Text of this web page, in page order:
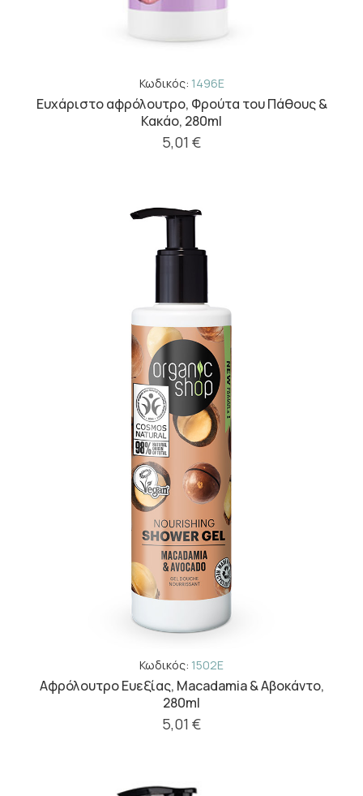
Κωδικός: 1496E
Ευχάριστο αφρόλουτρο, Φρούτα του Πάθους &
Κακάο, 280ml
5,01 €
Κωδικός: 1502E
Aφρόλουτρο Eυεξίας, Macadamia & Αβοκάντο,
280ml
5,01 €